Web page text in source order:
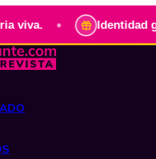
• Identidad